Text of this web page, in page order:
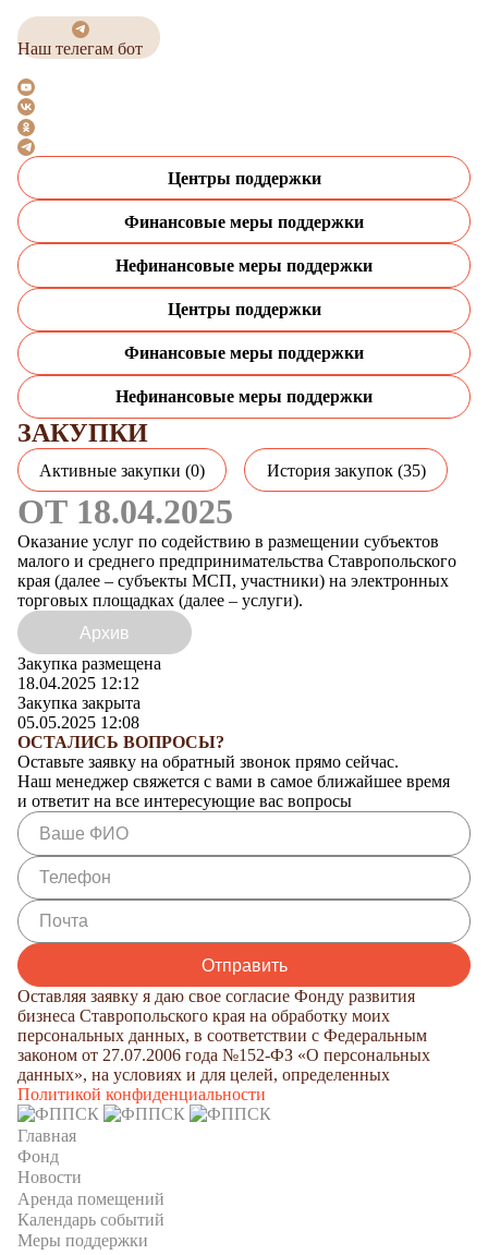
Наш телегам бот
Центры поддержки
Финансовые меры поддержки
Нефинансовые меры поддержки
Центры поддержки
Финансовые меры поддержки
Нефинансовые меры поддержки
ЗАКУПКИ
Активные закупки (0) История закупок (35)
ОТ 18.04.2025
Оказание услуг по содействию в размещении субъектов
малого и среднего предпринимательства Ставропольского
края (далее – субъекты МСП, участники) на электронных
торговых площадках (далее – услуги).
Архив
Закупка размещена
18.04.2025 12:12
Закупка закрыта
05.05.2025 12:08
ОСТАЛИСЬ ВОПРОСЫ?
Оставьте заявку на обратный звонок прямо сейчас.
Наш менеджер свяжется с вами в самое ближайшее время
и ответит на все интересующие вас вопросы
Оставляя заявку я даю свое согласие Фонду развития
бизнеса Ставропольского края на обработку моих
персональных данных, в соответствии с Федеральным
законом от 27.07.2006 года №152-ФЗ «О персональных
данных», на условиях и для целей, определенных
Политикой конфиденциальности
Главная
Фонд
Новости
Аренда помещений
Календарь событий
Меры поддержки